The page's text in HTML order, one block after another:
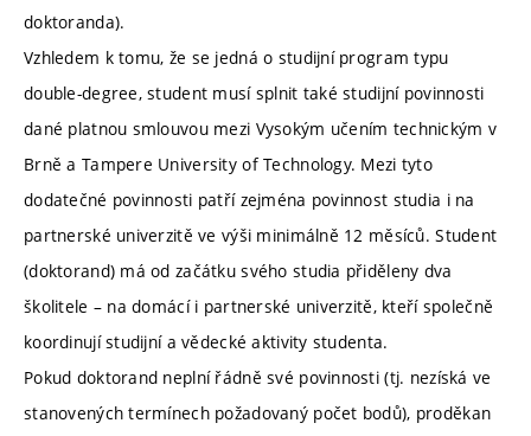
doktoranda).
Vzhledem k tomu, že se jedná o studijní program typu
double-degree, student musí splnit také studijní povinnosti
dané platnou smlouvou mezi Vysokým učením technickým v
Brně a Tampere University of Technology. Mezi tyto
dodatečné povinnosti patří zejména povinnost studia i na
partnerské univerzitě ve výši minimálně 12 měsíců. Student
(doktorand) má od začátku svého studia přiděleny dva
školitele – na domácí i partnerské univerzitě, kteří společně
koordinují studijní a vědecké aktivity studenta.
Pokud doktorand neplní řádně své povinnosti (tj. nezíská ve
stanovených termínech požadovaný počet bodů), proděkan